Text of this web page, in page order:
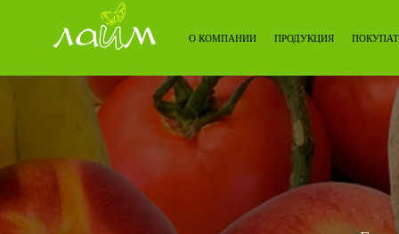
О КОМПАНИИ ПРОДУКЦИЯ